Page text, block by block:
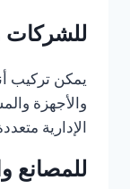
للشركات
يمكن تركيب
والأجهزة
الإدارية
للمصانع